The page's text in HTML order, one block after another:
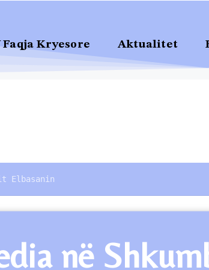
Kryesore Aktualitet
Elbasanin
në